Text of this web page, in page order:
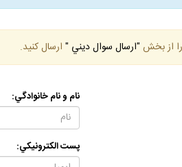
از بخش "ارسال سوال ديني " ارسال كنيد.
نام و نام خانوادگي:
پست الكترونيكي: